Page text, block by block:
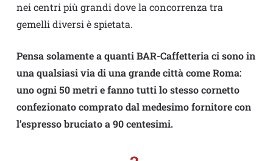
nei centri più grandi dove la concorrenza tra
gemelli diversi è spietata.
Pensa solamente a quanti BAR-Caffetteria ci sono in
una qualsiasi via di una grande città come Roma:
uno ogni 50 metri e fanno tutti lo stesso cornetto
confezionato comprato dal medesimo fornitore con
l’espresso bruciato a 90 centesimi.